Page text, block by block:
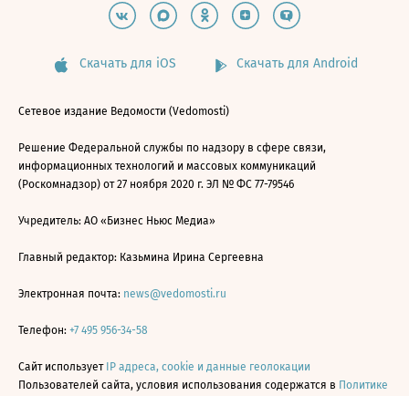
Скачать для iOS Скачать для Android
Сетевое издание Ведомости (Vedomosti)
Решение Федеральной службы по надзору в сфере связи,
информационных технологий и массовых коммуникаций
(Роскомнадзор) от 27 ноября 2020 г. ЭЛ № ФС 77-79546
Учредитель: АО «Бизнес Ньюс Медиа»
Главный редактор: Казьмина Ирина Сергеевна
Электронная почта: news@vedomosti.ru
Телефон: +7 495 956-34-58
Сайт использует IP адреса, cookie и данные геолокации
Пользователей сайта, условия использования содержатся в Политике